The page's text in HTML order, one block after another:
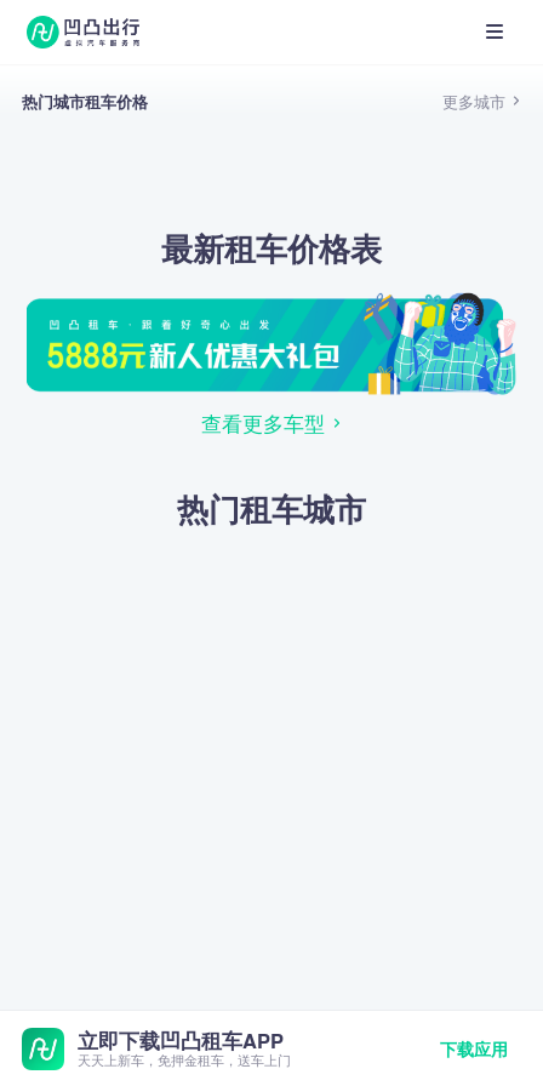
热门城市租车价格 更多城市
最新租车价格表
查看更多车型
热门租车城市
立即下载凹凸租车APP
天天上新车，免押金租车，送车上门 下载应用